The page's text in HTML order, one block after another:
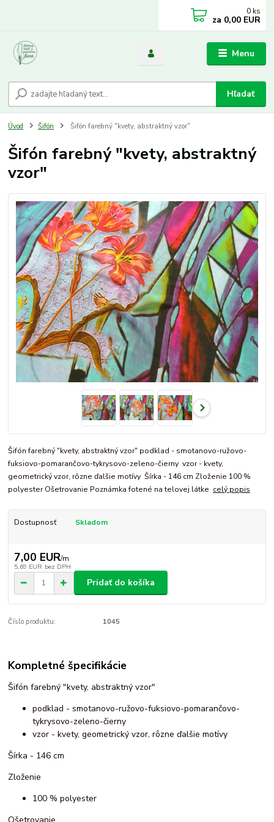
Menu
Hľadať
0 ks
za 0,00 EUR
Úvod Šifón Šifón farebný "kvety, abstraktný vzor"
Šifón farebný "kvety, abstraktný
vzor"
Šifón farebný "kvety, abstraktný vzor" podklad - smotanovo-ružovo-
fuksiovo-pomarančovo-tykrysovo-zeleno-čierny vzor - kvety,
geometrický vzor, rôzne ďalšie motívy Šírka - 146 cm Zloženie 100 %
polyester Ošetrovanie Poznámka fotené na telovej látke celý popis
Dostupnosť Skladom
7,00 EUR/m
5,69 EUR bez DPH
Pridať do košíka
Číslo produktu: 1045
Kompletné špecifikácie
Šifón farebný "kvety, abstraktný vzor"
podklad - smotanovo-ružovo-fuksiovo-pomarančovo-
tykrysovo-zeleno-čierny
vzor - kvety, geometrický vzor, rôzne ďalšie motívy
Šírka - 146 cm
Zloženie
100 % polyester